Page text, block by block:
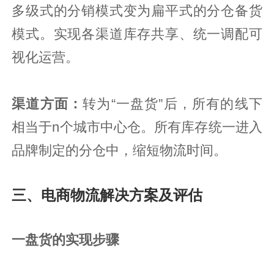
多级式的分销模式变为扁平式的分仓备货
模式。实现各渠道库存共享、统一调配可
视化运营。
渠道方面：转为“一盘货”后，所有的线下
相当于n个城市中心仓。所有库存统一进入
品牌制定的分仓中，缩短物流时间。
三、电商物流解决方案及评估
一盘货的实现步骤